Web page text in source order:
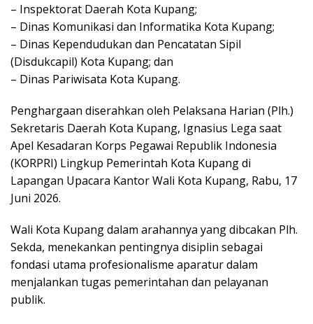
– Inspektorat Daerah Kota Kupang;
– Dinas Komunikasi dan Informatika Kota Kupang;
– Dinas Kependudukan dan Pencatatan Sipil
(Disdukcapil) Kota Kupang; dan
– Dinas Pariwisata Kota Kupang.
Penghargaan diserahkan oleh Pelaksana Harian (Plh.)
Sekretaris Daerah Kota Kupang, Ignasius Lega saat
Apel Kesadaran Korps Pegawai Republik Indonesia
(KORPRI) Lingkup Pemerintah Kota Kupang di
Lapangan Upacara Kantor Wali Kota Kupang, Rabu, 17
Juni 2026.
Wali Kota Kupang dalam arahannya yang dibcakan Plh.
Sekda, menekankan pentingnya disiplin sebagai
fondasi utama profesionalisme aparatur dalam
menjalankan tugas pemerintahan dan pelayanan
publik.